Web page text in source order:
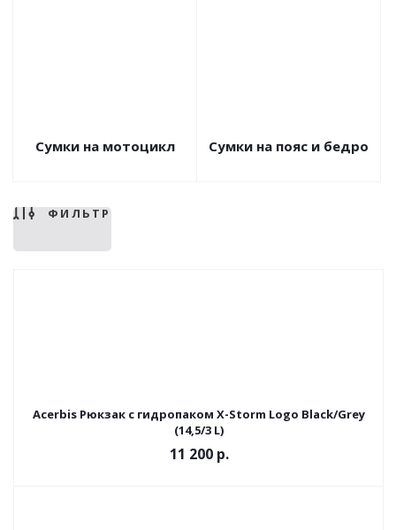
Сумки на мотоцикл Сумки на пояс и бедро
ФИЛЬТР
Acerbis Рюкзак с гидропаком X-Storm Logo Black/Grey
(14,5/3 L)
11 200р.